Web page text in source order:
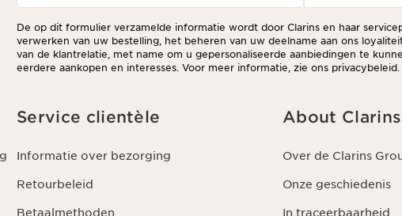
De op dit formulier verzamelde informatie wordt door Clarins en haar
verwerken van uw bestelling, het beheren van uw deelname aan ons
van de klantrelatie, met name om u gepersonaliseerde aanbiedingen te
eerdere aankopen en interesses. Voor meer informatie, zie ons privacybeleid.
Service clientèle
Informatie over bezorging
Retourbeleid
Betaalmethoden
About Clarins
Over de Clarins
Onze geschiedenis
In traceerbaarheid